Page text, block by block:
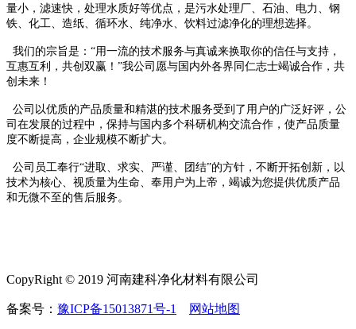
量小，滤速快，处理水质好等优点，是污水处理厂、石油、电力、钢
铁、化工、造纸、循环水、纯净水、饮料过滤净化的理想选择。
我们的宗旨是：“用一流的技术服务与真诚来换取你的信任与支持，
互惠互利，共创双赢！”我公司愿与国内外各界同仁志士竭诚合作，共
创未来！
公司以优质的产品质量和精湛的技术服务受到了用户的广泛好评，公
司在发展的过程中，保持与国内多个科研机构交流合作，使产品质量
度不断提高，企业规模不断扩大。
公司员工奉行“进取、求实、严谨、团结”的方针，不断开拓创新，以
技术为核心、视质量为生命、奉用户为上帝，竭诚为您提供优质产品
和无微不至的售后服务。
CopyRight © 2019 河南建科净化材料有限公司
备案号： 豫ICP备15013871号-1 网站地图